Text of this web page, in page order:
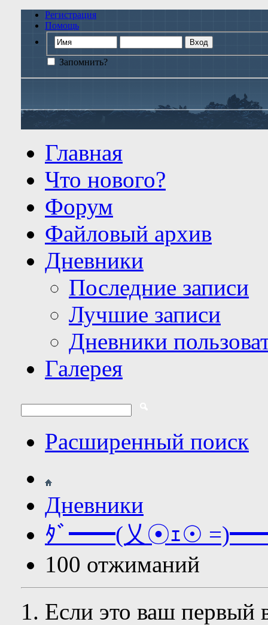
Регистрация
Помощь
Запомнить?
Главная
Что нового?
Форум
Файловый архив
Дневники
Последние записи
Лучшие записи
Дневники
Галерея
Расширенный поиск
Дневники
ﾀﾞ━━(乂☉ｪ☉
100 отжиманий
Если это ваш первый